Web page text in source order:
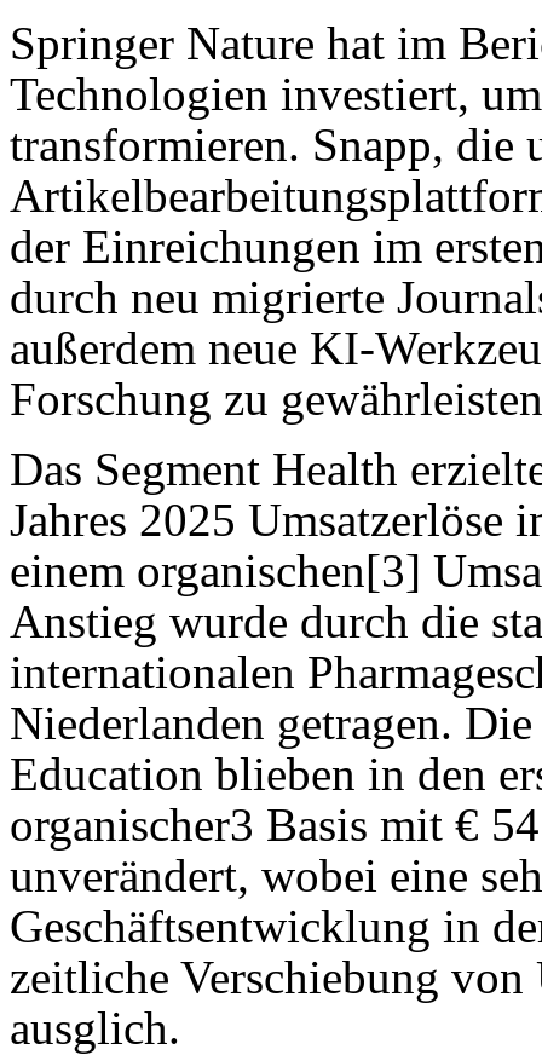
Springer Nature hat im
Technologien investiert,
transformieren. Snapp, die
der Einreichungen im
durch neu migrierte
außerdem neue KI-
Forschung zu
Das Segment Health
Jahres 2025
einem organischen[3]
Anstieg wurde durch die
internationalen
Niederlanden getragen.
Education blieben in den
organischer3 Basis mit €
unverändert, wobei eine
Geschäftsentwicklung in
zeitliche Verschiebung
ausglich.